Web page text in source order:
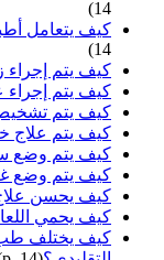
14)
كيف يتعامل
14)
كيف يتم إجراء
كيف يتم إجراء
كيف يتم
كيف يتم علاج
كيف يتم وضع
كيف يتم وضع
كيف يحسن علاج
كيف يحمي
كيف يختلف طب